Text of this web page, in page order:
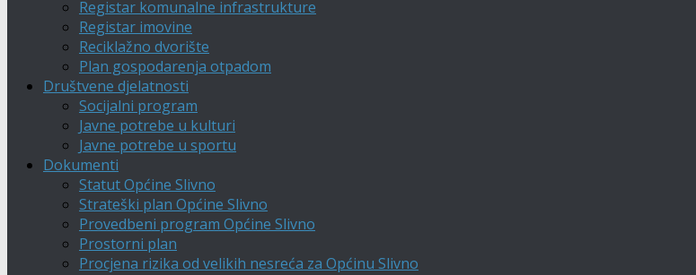
Registar komunalne infrastrukture
Registar imovine
Reciklažno dvorište
Plan gospodarenja otpadom
Društvene djelatnosti
Socijalni program
Javne potrebe u kulturi
Javne potrebe u sportu
Dokumenti
Statut Općine Slivno
Strateški plan Općine Slivno
Provedbeni program Općine Slivno
Prostorni plan
Procjena rizika od velikih nesreća za Općinu Slivno